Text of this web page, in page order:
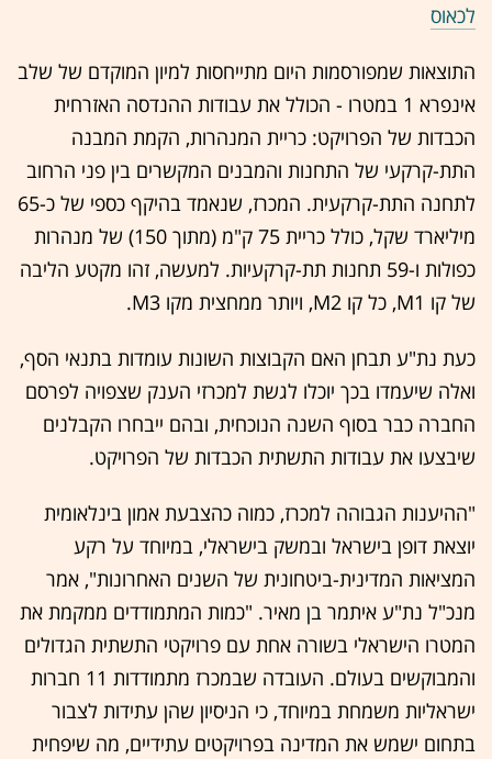
לכאוס
התוצאות שמפורסמות היום מתייחסות למיון המוקדם של שלב
אינפרא 1 במטרו - הכולל את עבודות ההנדסה האזרחית
הכבדות של הפרויקט: כריית המנהרות, הקמת המבנה
התת-קרקעי של התחנות והמבנים המקשרים בין פני הרחוב
לתחנה התת-קרקעית. המכרז, שנאמד בהיקף כספי של כ-65
מיליארד שקל, כולל כריית 75 ק"מ (מתוך 150) של מנהרות
כפולות ו-59 תחנות תת-קרקעיות. למעשה, זהו מקטע הליבה
של קו M1, כל קו M2, ויותר ממחצית מקו M3.
כעת נת"ע תבחן האם הקבוצות השונות עומדות בתנאי הסף,
ואלה שיעמדו בכך יוכלו לגשת למכרזי הענק שצפויה לפרסם
החברה כבר בסוף השנה הנוכחית, ובהם ייבחרו הקבלנים
שיבצעו את עבודות התשתית הכבדות של הפרויקט.
"ההיענות הגבוהה למכרז, כמוה כהצבעת אמון בינלאומית
יוצאת דופן בישראל ובמשק בישראלי, במיוחד על רקע
המציאות המדינית-ביטחונית של השנים האחרונות", אמר
מנכ"ל נת"ע איתמר בן מאיר. "כמות המתמודדים ממקמת את
המטרו הישראלי בשורה אחת עם פרויקטי התשתית הגדולים
והמבוקשים בעולם. העובדה שבמכרז מתמודדות 11 חברות
ישראליות משמחת במיוחד, כי הניסיון שהן עתידות לצבור
בתחום ישמש את המדינה בפרויקטים עתידיים, מה שיפחית